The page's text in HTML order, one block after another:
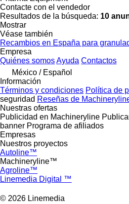
Contacte con el vendedor
Resultados de la búsqueda: 10
Mostrar
Véase también
Recambios en España para
Empresa
Quiénes somosAyuda Contactos
México / Español
Información
Términos y condiciones Política de
seguridad Reseñas de
Nuestras ofertas
Publicidad en Machineryline
banner Programa de afiliados
Empresas
Nuestros proyectos
Autoline™
Machineryline™
Agroline™
Linemedia Digital ™
© 2026 Linemedia